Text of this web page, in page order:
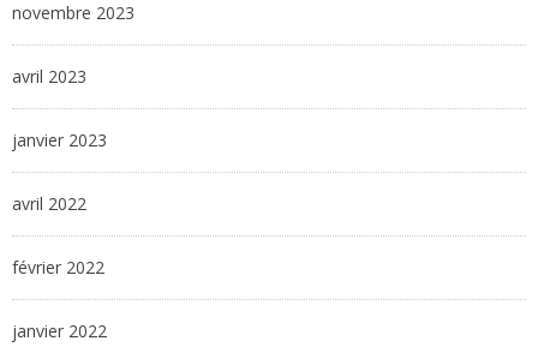
novembre 2023
avril 2023
janvier 2023
avril 2022
février 2022
janvier 2022